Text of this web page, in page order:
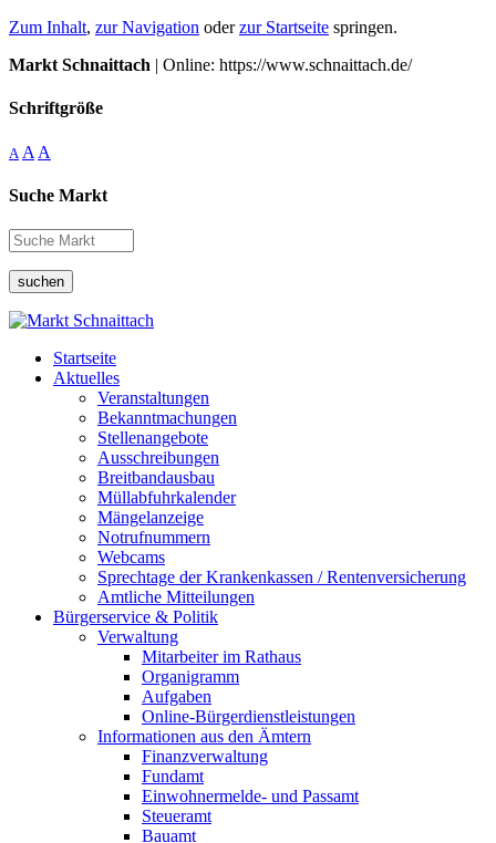
Zum Inhalt, zur Navigation oderzur Startseite springen.
Markt Schnaittach | Online: https://www.schnaittach.de/
Schriftgröße
A A A
Suche Markt
suchen
Startseite
Aktuelles
Veranstaltungen
Bekanntmachungen
Stellenangebote
Ausschreibungen
Breitbandausbau
Müllabfuhrkalender
Mängelanzeige
Notrufnummern
Webcams
Sprechtage der Krankenkassen / Rentenversicherung
Amtliche Mitteilungen
Bürgerservice & Politik
Verwaltung
Mitarbeiter im Rathaus
Organigramm
Aufgaben
Online-Bürgerdienstleistungen
Informationen aus den Ämtern
Finanzverwaltung
Fundamt
Einwohnermelde- und Passamt
Steueramt
Bauamt